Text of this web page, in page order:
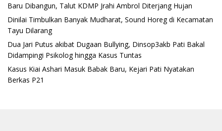
Baru Dibangun, Talut KDMP Jrahi Ambrol Diterjang Hujan
Dinilai Timbulkan Banyak Mudharat, Sound Horeg di Kecamatan
Tayu Dilarang
Dua Jari Putus akibat Dugaan Bullying, Dinsop3akb Pati Bakal
Didampingi Psikolog hingga Kasus Tuntas
Kasus Kiai Ashari Masuk Babak Baru, Kejari Pati Nyatakan
Berkas P21